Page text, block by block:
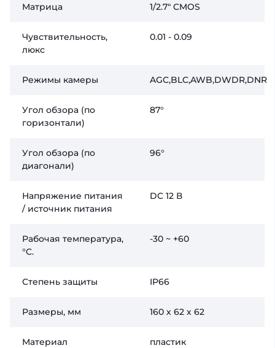
Матрица 1/2.7" CMOS
Чувствительность,
люкс
0.01 - 0.09
Режимы камеры AGC,BLC,AWB,DWDR,DNR
Угол обзора (по
горизонтали)
87°
Угол обзора (по
диагонали)
96°
Напряжение питания
/ источник питания
DC 12 В
Рабочая температура,
°C.
-30 ~ +60
Степень защиты IP66
Размеры, мм 160 х 62 х 62
Материал пластик